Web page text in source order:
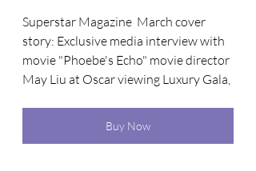
Superstar Magazine  March cover
story: Exclusive media interview with
movie "Phoebe's Echo" movie director
May Liu at Oscar viewing Luxury Gala,
Buy Now